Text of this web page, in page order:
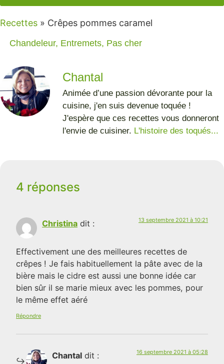
Recettes » Crêpes pommes caramel
Chandeleur, Entremets, Pas cher
Chantal
Animée d’une passion dévorante pour la
cuisine, j'en suis devenue toquée !
J'espère que ces recettes vous donneront
l'envie de cuisiner. L'histoire des toqués...
4 réponses
Christina dit : 13 septembre 2021 à 10:21
Effectivement une des meilleures recettes de
crêpes ! Je fais habituellement la pâte avec de la
bière mais le cidre est aussi une bonne idée car
bien sûr il se marie mieux avec les pommes, pour
le même effet aéré
Répondre
Chantal dit : 16 septembre 2021 à 05:28